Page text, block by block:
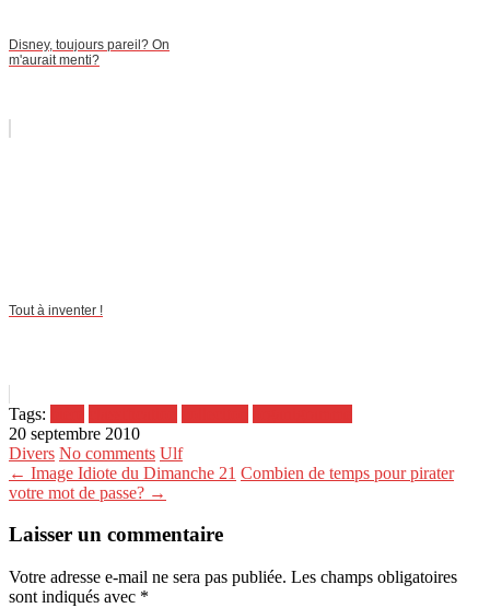
Disney, toujours pareil? On
m'aurait menti?
Tout à inventer !
Tags:
20 septembre 2010
Divers No comments Ulf
← Image Idiote du Dimanche 21 Combien de temps pour pirater
votre mot de passe? →
Laisser un commentaire
Votre adresse e-mail ne sera pas publiée. Les champs obligatoires
sont indiqués avec *